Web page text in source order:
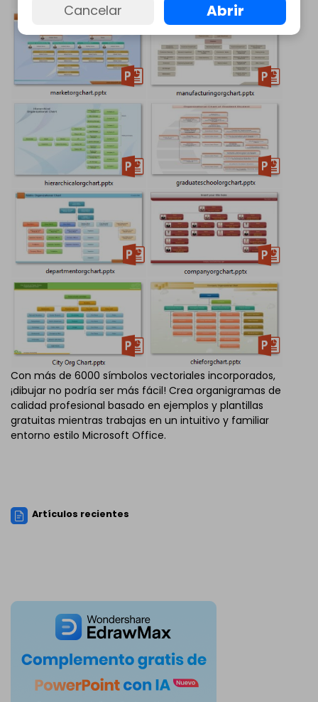
Con más de 6000 símbolos vectoriales incorporados,
¡dibujar no podría ser más fácil! Crea organigramas de
calidad profesional basado en ejemplos y plantillas
gratuitas mientras trabajas en un intuitivo y familiar
entorno estilo Microsoft Office.
Artículos recientes
Cancelar Abrir